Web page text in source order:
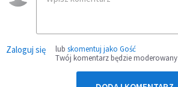
Zaloguj się lub skomentuj jako Gość
Twój komentarz będzie moderowany